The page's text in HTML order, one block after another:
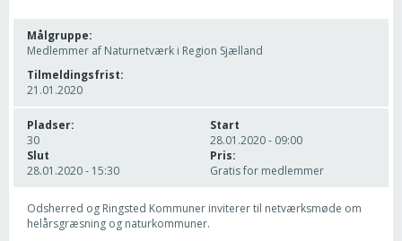
Målgruppe:
Medlemmer af Naturnetværk i Region Sjælland
Tilmeldingsfrist:
21.01.2020
Pladser:
30
Start
28.01.2020 - 09:00
Slut
28.01.2020 - 15:30
Pris:
Gratis for medlemmer
Odsherred og Ringsted Kommuner inviterer til netværksmøde om
helårsgræsning og naturkommuner.